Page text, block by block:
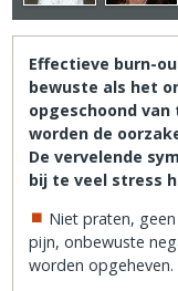
Effectieve burn-
bewuste als het
opgeschoond
worden de
De vervelende
bij te veel stress
Niet praten,
pijn, onbewuste
worden opgeheven.